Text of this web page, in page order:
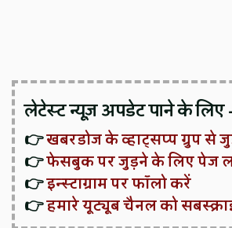
लेटेस्ट न्यूज़ अपडेट पाने के लिए -
👉खबरडोज के व्हाट्सप्प ग्रुप से
👉फेसबुक पर जुड़ने के लिए पेज
👉इन्स्टाग्राम पर फॉलो करें
👉हमारे यूट्यूब चैनल को